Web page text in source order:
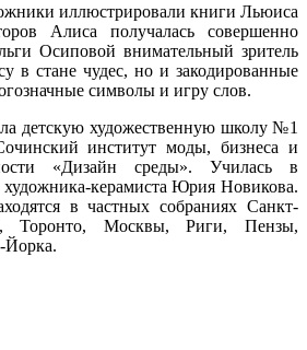
иллюстрировали книги Льюиса
Алиса получалась совершенно
Осиповой внимательный зритель
в стане чудес, но и закодированные
символы и игру слов.
детскую художественную школу №1
институт моды, бизнеса и
«Дизайн среды». Училась в
художника-керамиста Юрия Новикова.
в частных собраниях Санкт-
Торонто, Москвы, Риги, Пензы,